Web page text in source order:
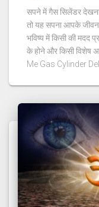
सपने में गैस सिलेंडर
तो यह सपना आपके जीवन
भविष्य में किसी की मदद
के होने और किसी विशेष
Me Gas Cylinder